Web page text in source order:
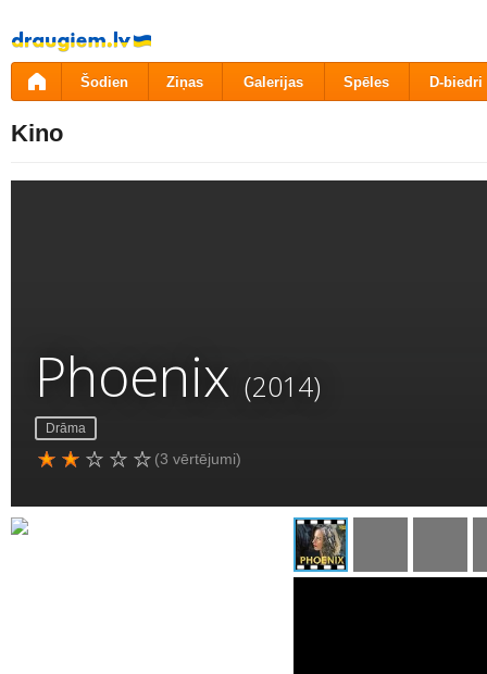
Pāriet
uz
saturu
Šodien Ziņas Galerijas Spēles D-biedri
Kino
Phoenix (2014)
Drāma
(3 vērtējumi)